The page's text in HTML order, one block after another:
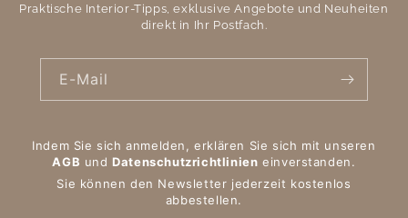
Praktische Interior-Tipps, exklusive Angebote und Neuheiten
direkt in Ihr Postfach.
E-Mail
Indem Sie sich anmelden, erklären Sie sich mit unseren
AGB undDatenschutzrichtlinien einverstanden.
Sie können den Newsletter jederzeit kostenlos
abbestellen.